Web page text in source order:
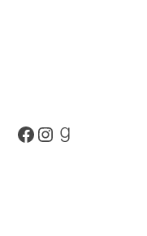
Facebook
Instagram
Goodreads